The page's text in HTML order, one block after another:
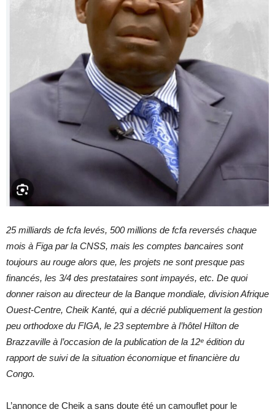
25 milliards de fcfa levés, 500 millions de fcfa reversés chaque
mois à Figa par la CNSS, mais les comptes bancaires sont
toujours au rouge alors que, les projets ne sont presque pas
financés, les 3/4 des prestataires sont impayés, etc. De quoi
donner raison au directeur de la Banque mondiale, division Afrique
Ouest-Centre, Cheik Kanté, qui a décrié publiquement la gestion
peu orthodoxe du FIGA, le 23 septembre à l’hôtel Hilton de
Brazzaville à l’occasion de la publication de la 12ᵉ édition du
rapport de suivi de la situation économique et financière du
Congo.
L’annonce de Cheik a sans doute été un camouflet pour le